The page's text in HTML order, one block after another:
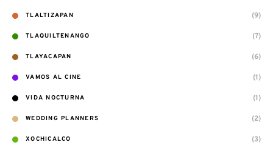
TLALTIZAPAN (9)
TLAQUILTENANGO (7)
TLAYACAPAN (6)
VAMOS AL CINE (1)
VIDA NOCTURNA (1)
WEDDING PLANNERS (2)
XOCHICALCO (3)